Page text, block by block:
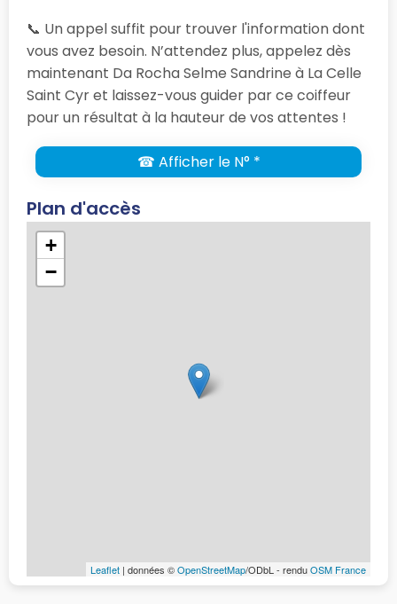
📞 Un appel suffit pour trouver l'information dont
vous avez besoin. N’attendez plus, appelez dès
maintenant Da Rocha Selme Sandrine à La Celle
Saint Cyr et laissez-vous guider par ce coiffeur
pour un résultat à la hauteur de vos attentes !
☎ Afficher le N° *
Plan d'accès
+
−
Leaflet | données ©OpenStreetMap/ODbL - renduOSM France